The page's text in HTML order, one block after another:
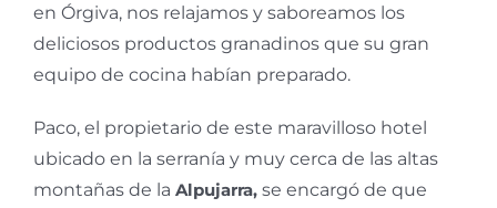
en Órgiva, nos relajamos y saboreamos los
deliciosos productos granadinos que su gran
equipo de cocina habían preparado.
Paco, el propietario de este maravilloso hotel
ubicado en la serranía y muy cerca de las altas
montañas de la Alpujarra, se encargó de que